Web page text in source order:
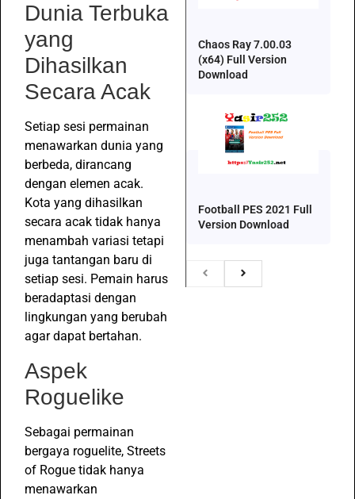
Dunia Terbuka
yang
Dihasilkan
Secara Acak
Setiap sesi permainan
menawarkan dunia yang
berbeda, dirancang
dengan elemen acak.
Kota yang dihasilkan
secara acak tidak hanya
menambah variasi tetapi
juga tantangan baru di
setiap sesi. Pemain harus
beradaptasi dengan
lingkungan yang berubah
agar dapat bertahan.
Aspek
Roguelike
Sebagai permainan
bergaya roguelite, Streets
of Rogue tidak hanya
menawarkan
Chaos Ray 7.00.03
(x64) Full Version
Download
Football PES 2021 Full
Version Download